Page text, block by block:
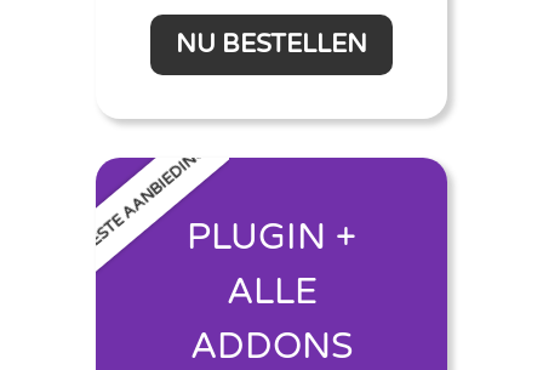
NU BESTELLEN
BESTE AANBIEDINGPLUGIN +
ALLE
ADDONS